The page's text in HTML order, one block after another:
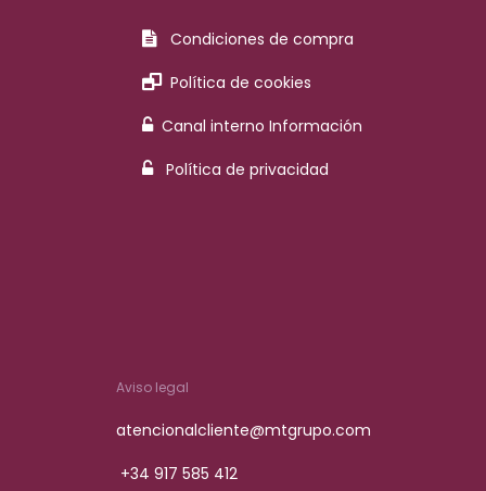
Condiciones de compra
Política de cookies
Canal interno Información
Política de privacidad
Aviso legal
atencionalcliente@mtgrupo.com
+34 917 585 412